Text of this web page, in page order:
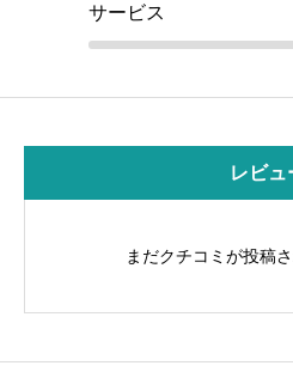
サービス
レビュ
まだクチコミが投稿